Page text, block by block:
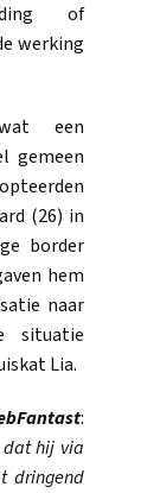
of
werking
een
gemeen
(26) in
border
hem
naar
situatie
Lia.
:
dat hij via
dringend